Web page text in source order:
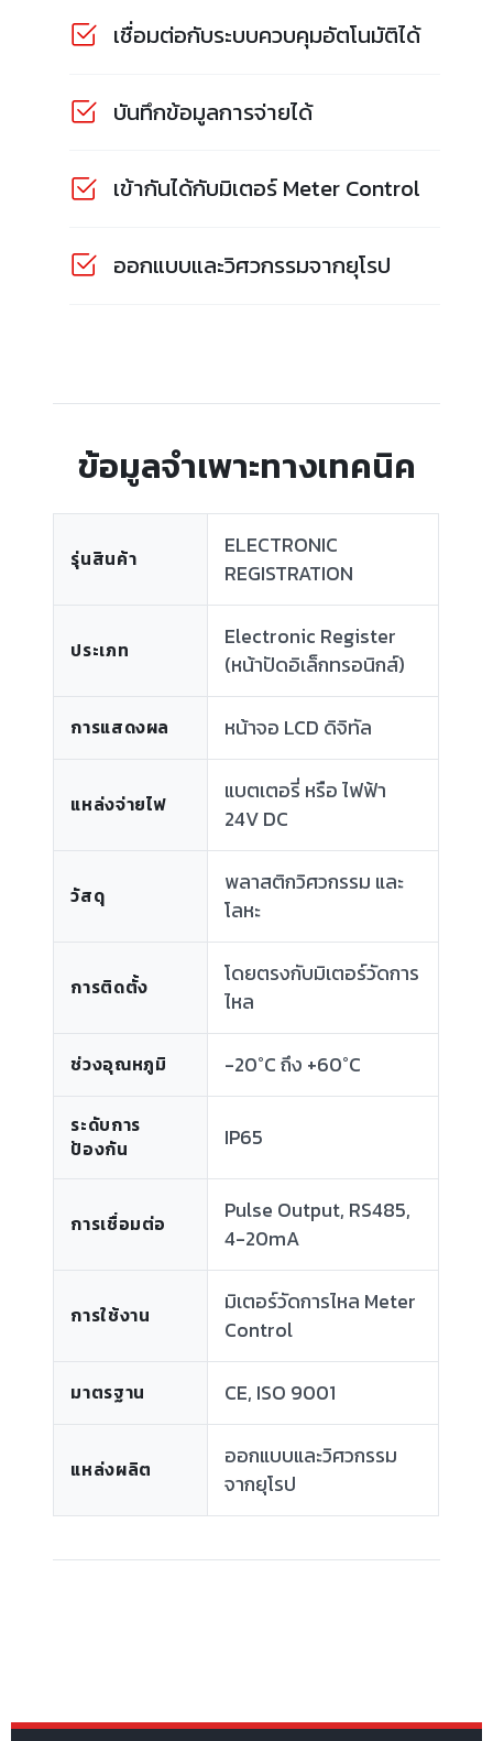
เชื่อมต่อกับระบบควบคุมอัตโนมัติได้
บันทึกข้อมูลการจ่ายได้
เข้ากันได้กับมิเตอร์ Meter Control
ออกแบบและวิศวกรรมจากยุโรป
ข้อมูลจำเพาะทางเทคนิค
รุ่นสินค้า
ELECTRONIC
REGISTRATION
ประเภท
Electronic Register
(หน้าปัดอิเล็กทรอนิกส์)
การแสดงผล หน้าจอ LCD ดิจิทัล
แหล่งจ่ายไฟ
แบตเตอรี่ หรือ ไฟฟ้า
24V DC
วัสดุ
พลาสติกวิศวกรรม และ
โลหะ
การติดตั้ง
โดยตรงกับมิเตอร์วัดการ
ไหล
ช่วงอุณหภูมิ -20°C ถึง +60°C
ระดับการ
ป้องกัน
IP65
การเชื่อมต่อ
Pulse Output, RS485,
4-20mA
การใช้งาน
มิเตอร์วัดการไหล Meter
Control
มาตรฐาน CE, ISO 9001
แหล่งผลิต
ออกแบบและวิศวกรรม
จากยุโรป